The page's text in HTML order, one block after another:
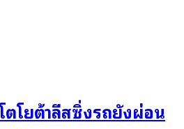
โยต้าลีสซิ่งรถยังผ่อน